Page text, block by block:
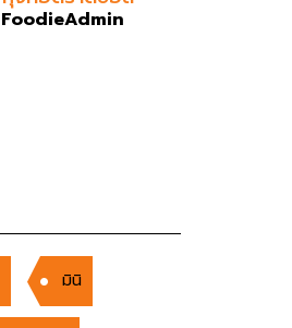
FoodieAdmin
มินิ